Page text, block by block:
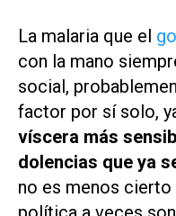
La malaria que el
con la mano
social,
factor por sí solo,
víscera más
dolencias que ya
no es menos